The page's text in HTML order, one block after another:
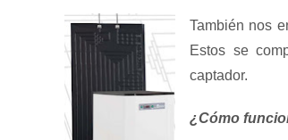
También nos
Estos se
captador.
¿Cómo